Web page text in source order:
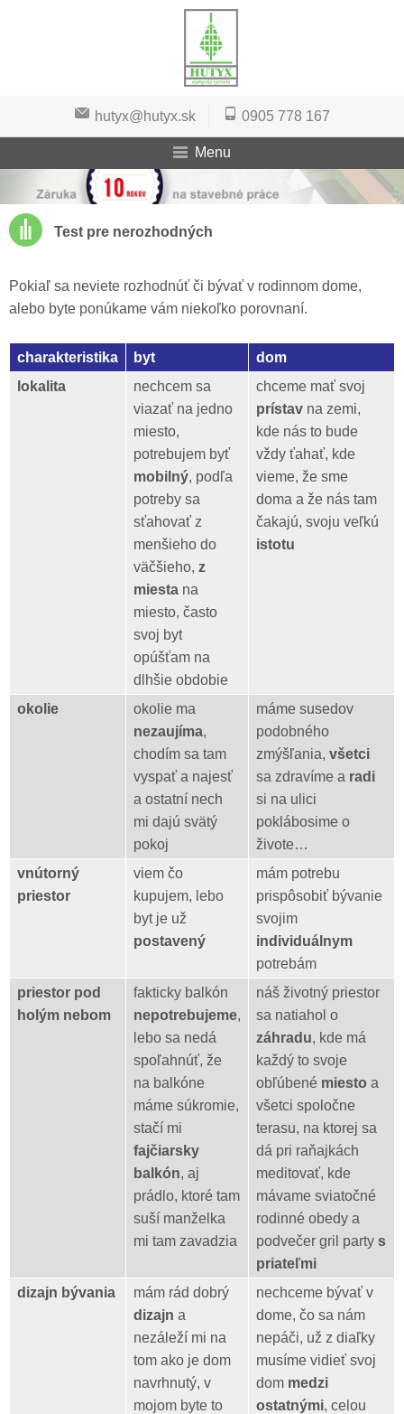
hutyx@hutyx.sk 0905 778 167
Menu
Test pre nerozhodných
Pokiaľ sa neviete rozhodnúť či bývať v rodinnom dome,
alebo byte ponúkame vám niekoľko porovnaní.
charakteristika byt
dom
lokalita
nechcem sa
viazať na jedno
miesto,
potrebujem byť
mobilný, podľa
potreby sa
sťahovať z
menšieho do
väčšieho, z
miesta na
miesto, často
svoj byt
opúšťam na
dlhšie obdobie
chceme mať svoj
prístav na zemi,
kde nás to bude
vždy ťahať, kde
vieme, že sme
doma a že nás tam
čakajú, svoju veľkú
istotu
okolie
okolie ma
nezaujíma,
chodím sa tam
vyspať a najesť
a ostatní nech
mi dajú svätý
pokoj
máme susedov
podobného
zmýšľania, všetci
sa zdravíme a radi
si na ulici
poklábosime o
živote…
vnútorný
priestor
viem čo
kupujem, lebo
byt je už
postavený
mám potrebu
prispôsobiť bývanie
svojim
individuálnym
potrebám
priestor pod
holým nebom
fakticky balkón
nepotrebujeme,
lebo sa nedá
spoľahnúť, že
na balkóne
máme súkromie,
stačí mi
fajčiarsky
balkón, aj
prádlo, ktoré tam
suší manželka
mi tam zavadzia
náš životný priestor
sa natiahol o
záhradu, kde má
každý to svoje
obľúbené miesto a
všetci spoločne
terasu, na ktorej sa
dá pri raňajkách
meditovať, kde
mávame sviatočné
rodinné obedy a
podvečer gril party s
priateľmi
dizajn bývania
mám rád dobrý
dizajn a
nezáleží mi na
tom ako je dom
navrhnutý, v
mojom byte to
nechceme bývať v
dome, čo sa nám
nepáči, už z diaľky
musíme vidieť svoj
dom medzi
ostatnými, celou